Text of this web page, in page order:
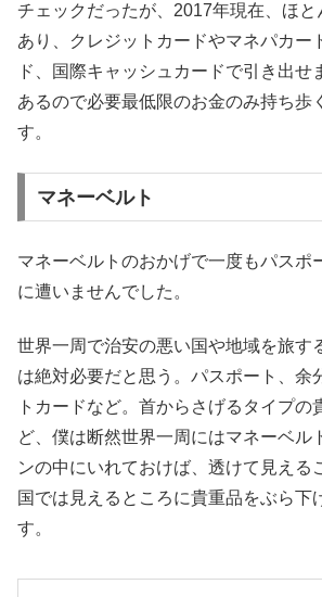
チェックだったが、2017年現在、ほと
あり、クレジットカードやマネパカー
ド、国際キャッシュカードで引き出せ
あるので必要最低限のお金のみ持ち歩
す。
マネーベルト
マネーベルトのおかげで一度もパスポ
に遭いませんでした。
世界一周で治安の悪い国や地域を旅す
は絶対必要だと思う。パスポート、余
トカードなど。首からさげるタイプの
ど、僕は断然世界一周にはマネーベル
ンの中にいれておけば、透けて見える
国では見えるところに貴重品をぶら下
す。